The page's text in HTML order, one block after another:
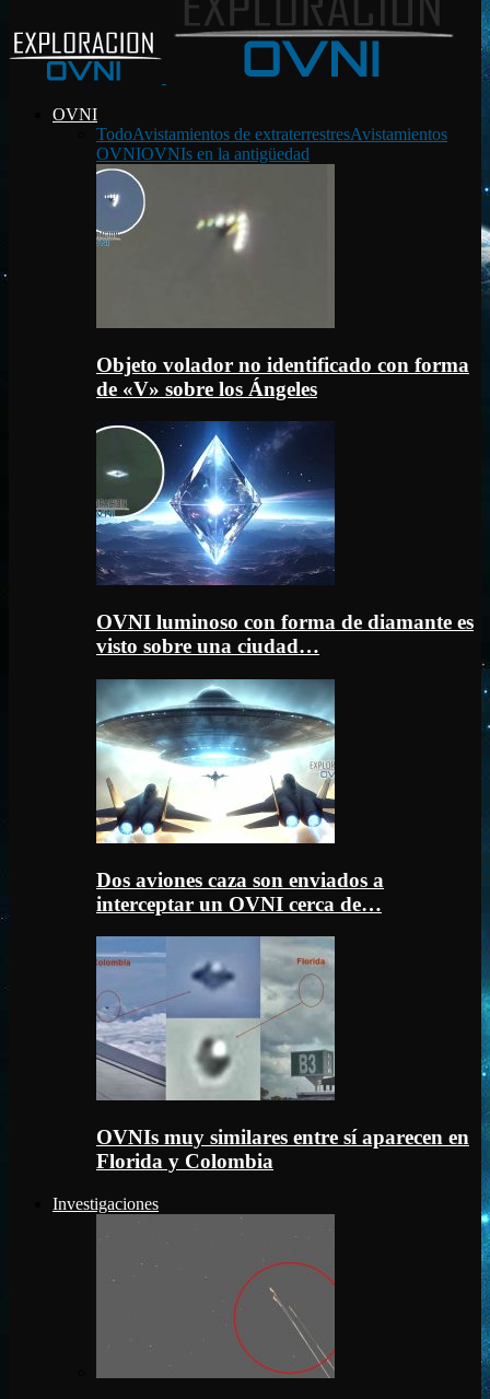
OVNI
TodoAvistamientos de extraterrestresAvistamientos
OVNIOVNIs en la antigüedad
Objeto volador no identificado con forma
de «V» sobre los Ángeles
OVNI luminoso con forma de diamante es
visto sobre una ciudad…
Dos aviones caza son enviados a
interceptar un OVNI cerca de…
OVNIs muy similares entre sí aparecen en
Florida y Colombia
Investigaciones